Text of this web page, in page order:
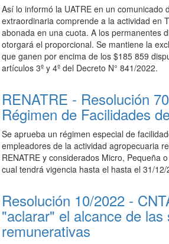
Así lo informó la UATRE en un comunicado
extraordinaria comprende a la actividad en
abonada en una cuota. A los permanentes
otorgará el proporcional. Se mantiene la
que ganen por encima de los $185 859
artículos 3º y 4º del Decreto N° 841/2022.
RENATRE - Resolución
Régimen de Facilidades
Se aprueba un régimen especial de
empleadores de la actividad agropecuaria
RENATRE y considerados Micro, Pequeña
cual tendrá vigencia hasta el hasta el 31/12/
Resolución 10/2022 -
"aclarar" el alcance de las
remunerativas